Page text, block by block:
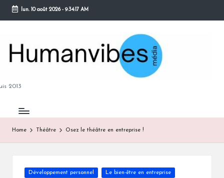
Skip
content
lun. 10 août 2026- 9:34:18 AM
2013
Home Théâtre Osez le théâtre en entreprise !
Posted
Développement personnel Le bien-être en entreprise